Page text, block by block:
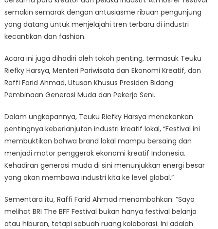
semakin semarak dengan antusiasme ribuan pengunjung
yang datang untuk menjelajahi tren terbaru di industri
kecantikan dan fashion.
Acara ini juga dihadiri oleh tokoh penting, termasuk Teuku
Riefky Harsya, Menteri Pariwisata dan Ekonomi Kreatif, dan
Raffi Farid Ahmad, Utusan Khusus Presiden Bidang
Pembinaan Generasi Muda dan Pekerja Seni.
Dalam ungkapannya, Teuku Riefky Harsya menekankan
pentingnya keberlanjutan industri kreatif lokal, “Festival ini
membuktikan bahwa brand lokal mampu bersaing dan
menjadi motor penggerak ekonomi kreatif Indonesia.
Kehadiran generasi muda di sini menunjukkan energi besar
yang akan membawa industri kita ke level global.”
Sementara itu, Raffi Farid Ahmad menambahkan: “Saya
melihat BRI The BFF Festival bukan hanya festival belanja
atau hiburan, tetapi sebuah ruang kolaborasi. Ini adalah